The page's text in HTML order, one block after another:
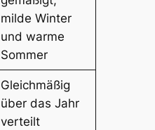
milde Winter
und warme
Sommer
Gleichmäßig
über das Jahr
verteilt